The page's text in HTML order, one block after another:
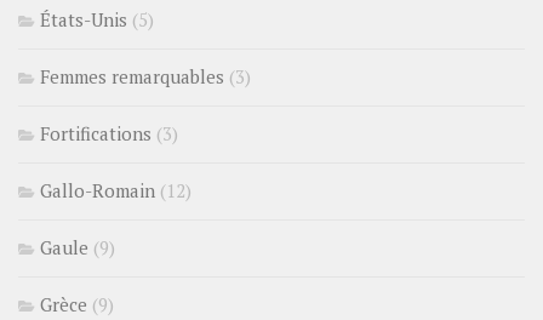
États-Unis (5)
Femmes remarquables (3)
Fortifications (3)
Gallo-Romain (12)
Gaule (9)
Grèce (9)